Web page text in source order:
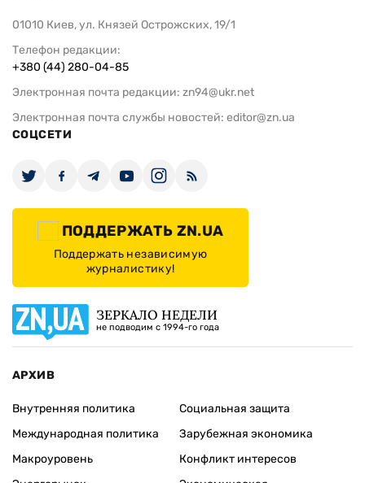
01010 Киев, ул. Князей Острожских, 19/1
Телефон редакции:
+380 (44) 280-04-85
Электронная почта редакции: zn94@ukr.net
Электронная почта службы новостей: editor@zn.ua
СОЦСЕТИ
ПОДДЕРЖАТЬ ZN.UA
Поддержать независимую
журналистику!
ЗЕРКАЛО НЕДЕЛИ
не подводим с 1994-го года
АРХИВ
Внутренняя политика
Международная политика
Макроуровень
Социальная защита
Зарубежная экономика
Конфликт интересов